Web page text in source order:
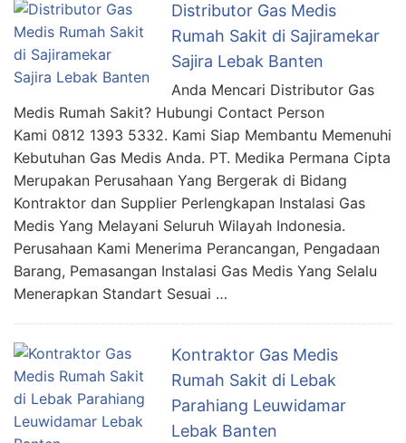
Distributor Gas Medis
Rumah Sakit di Sajiramekar
Sajira Lebak Banten
Anda Mencari Distributor Gas
Medis Rumah Sakit? Hubungi Contact Person
Kami 0812 1393 5332. Kami Siap Membantu Memenuhi
Kebutuhan Gas Medis Anda. PT. Medika Permana Cipta
Merupakan Perusahaan Yang Bergerak di Bidang
Kontraktor dan Supplier Perlengkapan Instalasi Gas
Medis Yang Melayani Seluruh Wilayah Indonesia.
Perusahaan Kami Menerima Perancangan, Pengadaan
Barang, Pemasangan Instalasi Gas Medis Yang Selalu
Menerapkan Standart Sesuai …
Kontraktor Gas Medis
Rumah Sakit di Lebak
Parahiang Leuwidamar
Lebak Banten